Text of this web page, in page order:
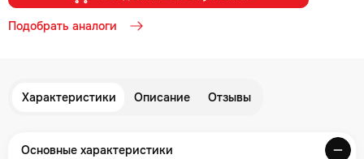
Подобрать аналоги
Характеристики Описание Отзывы
Основные характеристики